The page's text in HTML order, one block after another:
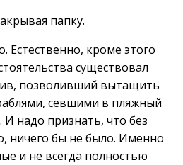
папку.
Естественно, кроме этого
существовал
позволивший вытащить
севшими в пляжный
надо признать, что без
ничего бы не было. Именно
и не всегда полностью